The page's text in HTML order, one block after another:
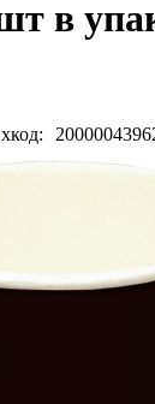
в